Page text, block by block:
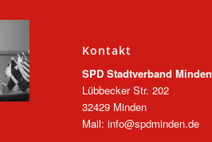
Kontakt
SPD Stadtverband Minden
Lübbecker Str. 202
32429 Minden
Mail: info@spdminden.de